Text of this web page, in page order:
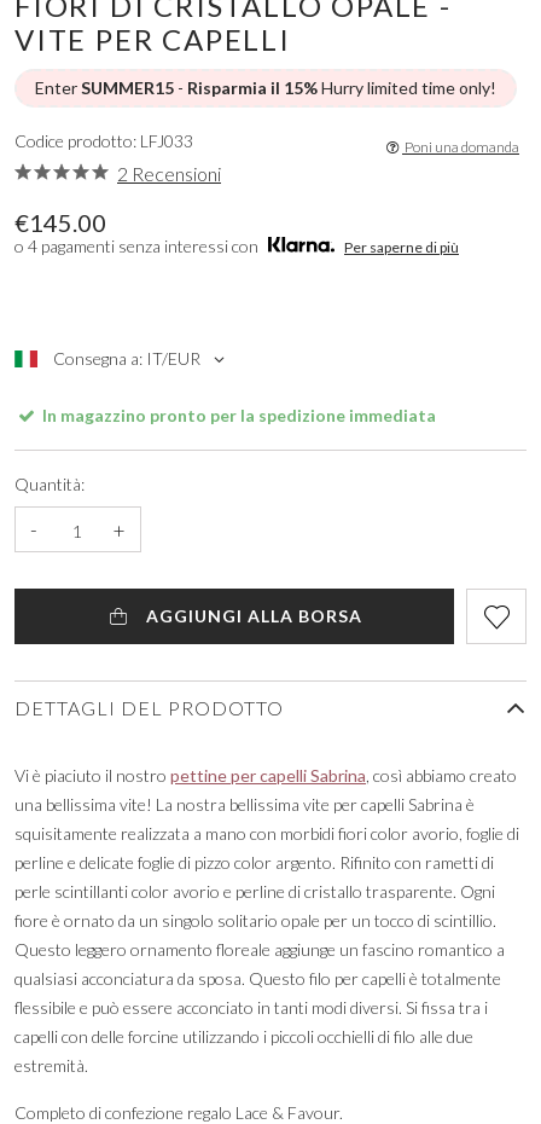
VITE PER CAPELLI
EnterSUMMER15 - Risparmia il 15%Hurry limited time only!
€145.00
o 4 pagamenti senza interessi con Per saperne di più
Consegna a: IT/EUR
Codice prodotto: LFJ033
2 Recensioni
Poni una domanda
In magazzino pronto per la spedizione immediata
Quantità:
- +
AGGIUNGI ALLA BORSA
DETTAGLI DEL PRODOTTO
Vi è piaciuto il nostro pettine per capelli Sabrina , così abbiamo creato
una bellissima vite! La nostra bellissima vite per capelli Sabrina è
squisitamente realizzata a mano con morbidi fiori color avorio, foglie di
perline e delicate foglie di pizzo color argento. Rifinito con rametti di
perle scintillanti color avorio e perline di cristallo trasparente. Ogni
fiore è ornato da un singolo solitario opale per un tocco di scintillio.
Questo leggero ornamento floreale aggiunge un fascino romantico a
qualsiasi acconciatura da sposa. Questo filo per capelli è totalmente
flessibile e può essere acconciato in tanti modi diversi. Si fissa tra i
capelli con delle forcine utilizzando i piccoli occhielli di filo alle due
estremità.
Completo di confezione regalo Lace & Favour.